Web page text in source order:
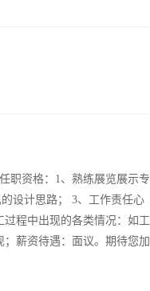
职资格：1、熟练展览展示专
设计思路； 3、工作责任心
程中出现的各类情况：如工
薪资待遇：面议。期待您加